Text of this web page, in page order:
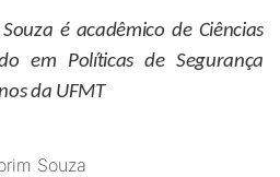
é acadêmico de Ciências
em Políticas de Segurança
da UFMT
Souza